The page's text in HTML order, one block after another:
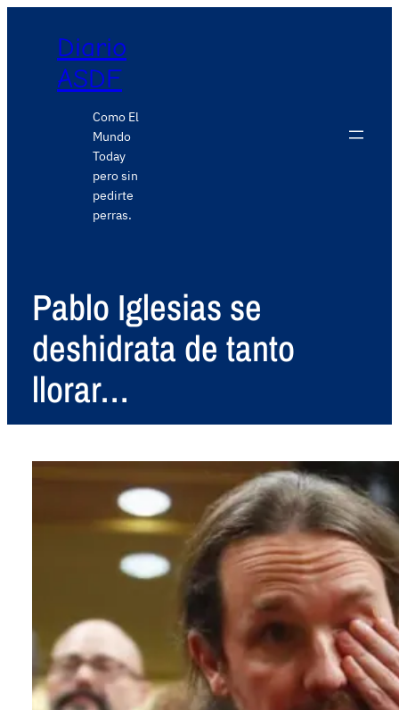
Diario
ASDF
Como El
Mundo
Today
pero sin
pedirte
perras.
Pablo Iglesias se
deshidrata de tanto
llorar…